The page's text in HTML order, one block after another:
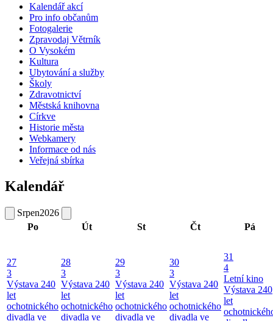
Kalendář akcí
Pro info občanům
Fotogalerie
Zpravodaj Větrník
O Vysokém
Kultura
Ubytování a služby
Školy
Zdravotnictví
Městská knihovna
Církve
Historie města
Webkamery
Informace od nás
Veřejná sbírka
Kalendář
Srpen2026
Po
Út St Čt Pá
27
3
Výstava 240
let
ochotnického
divadla ve
28
3
Výstava 240
let
ochotnického
divadla ve
29
3
Výstava 240
let
ochotnického
divadla ve
30
3
Výstava 240
let
ochotnického
divadla ve
31
4
Letní kino
Výstava 240
let